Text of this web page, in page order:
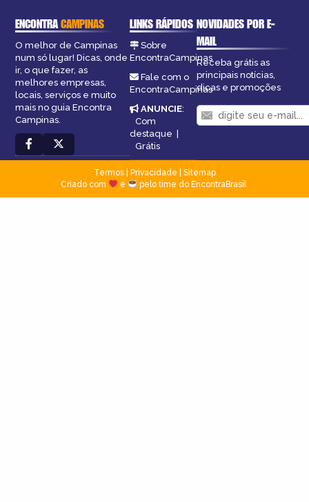
ENCONTRACAMPINAS
O melhor de Campinas
num só lugar! Dicas, onde
ir, o que fazer, as
melhores empresas,
locais, serviços e muito
mais no guia Encontra
Campinas.
LINKS RÁPIDOS
Sobre
EncontraCampinas
Fale com o
EncontraCampinas
ANUNCIE:
Com
destaque |
Grátis
NOVIDADES POR E-
MAIL
Receba grátis as
principais notícias,
dicas e promoções
Termos| Privacidade
Sitemap
Criado com
e pelo time do EncontraBrasil